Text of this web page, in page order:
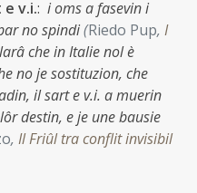
v.i.: i oms a fasevin i
no spindi(Riedo Pup, I
che in Italie nol è
no je sostituzion, che
il sart e v.i. a muerin
destin, e je une bausie
, Il Friûl tra conflit invisibil